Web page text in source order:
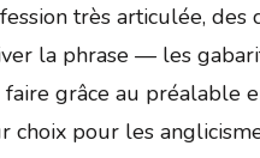
très articulée,
la phrase — les
faire grâce au
choix pour les